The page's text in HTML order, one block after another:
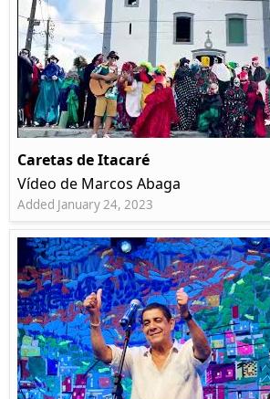
Caretas de Itacaré
Vídeo de Marcos Abaga
Added January 24, 2023